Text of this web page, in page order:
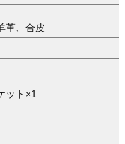
革、合皮
ット×1